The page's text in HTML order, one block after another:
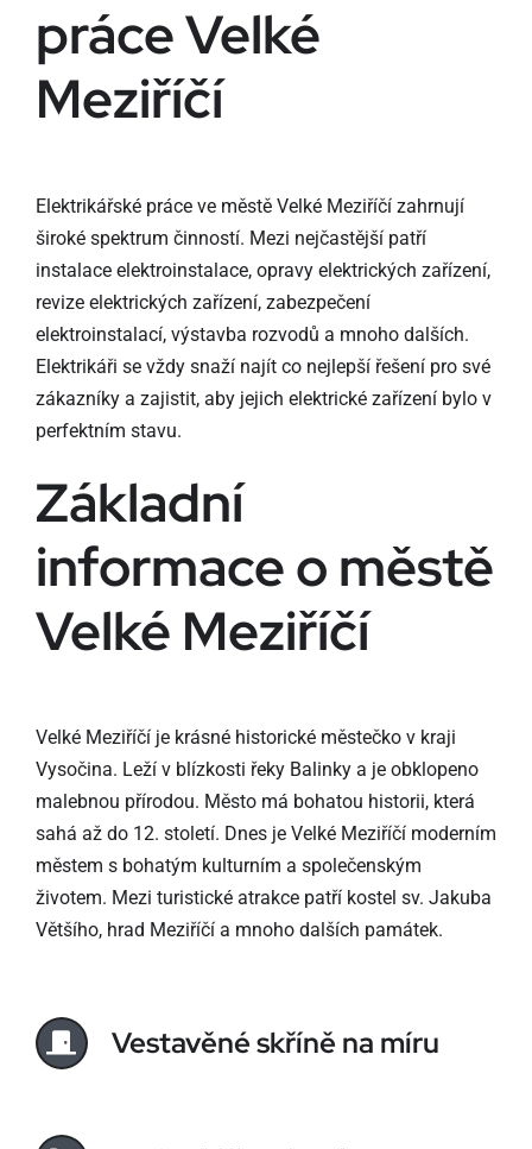
práce Velké
Meziříčí
Elektrikářské práce ve městě Velké Meziříčí zahrnují
široké spektrum činností. Mezi nejčastější patří
instalace elektroinstalace, opravy elektrických zařízení,
revize elektrických zařízení, zabezpečení
elektroinstalací, výstavba rozvodů a mnoho dalších.
Elektrikáři se vždy snaží najít co nejlepší řešení pro své
zákazníky a zajistit, aby jejich elektrické zařízení bylo v
perfektním stavu.
Základní
informace o městě
Velké Meziříčí
Velké Meziříčí je krásné historické městečko v kraji
Vysočina. Leží v blízkosti řeky Balinky a je obklopeno
malebnou přírodou. Město má bohatou historii, která
sahá až do 12. století. Dnes je Velké Meziříčí moderním
městem s bohatým kulturním a společenským
životem. Mezi turistické atrakce patří kostel sv. Jakuba
Většího, hrad Meziříčí a mnoho dalších památek.
Vestavěné skříně na míru